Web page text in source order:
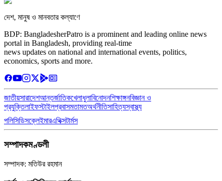
দেশ, মানুষ ও মানবতার কল্যাণে
BDP: BangladesherPatro is a prominent and leading online news
portal in Bangladesh, providing real-time
news updates on national and international events, politics,
economics, sports and more.
জাতীয়সারাদেশআন্তর্জাতিকখেলাধুলাবিনোদনশিক্ষাঙ্গনবিজ্ঞান ও
প্রযুক্তিলাইফস্টাইলপ্রবাসমতামতঅর্থনীতিসাহিত্যস্বাস্থ্য
পলিসিডিসক্লেইমারএথিক্সটার্মস
সম্পাদকমণ্ডলী
সম্পাদক: মতিউর রহমান